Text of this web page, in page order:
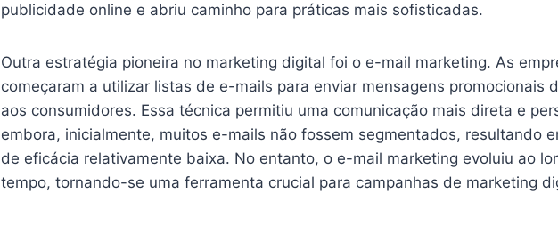
publicidade online e abriu caminho para práticas mais sofisticadas.
Outra estratégia pioneira no marketing digital foi o e-mail marketing. As
começaram a utilizar listas de e-mails para enviar mensagens promocionais
aos consumidores. Essa técnica permitiu uma comunicação mais direta e
embora, inicialmente, muitos e-mails não fossem segmentados, resultando
de eficácia relativamente baixa. No entanto, o e-mail marketing evoluiu ao
tempo, tornando-se uma ferramenta crucial para campanhas de marketing